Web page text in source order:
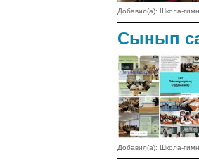
Добавил(а): Школа-
Сынып
Добавил(а): Школа-